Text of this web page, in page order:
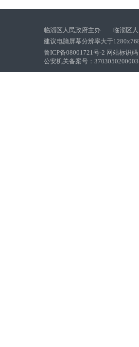
临淄区人民政府主办 临淄区人
建议电脑屏幕分辨率大于
鲁ICP备08001721号-2 网站标识
公安机关备案号：